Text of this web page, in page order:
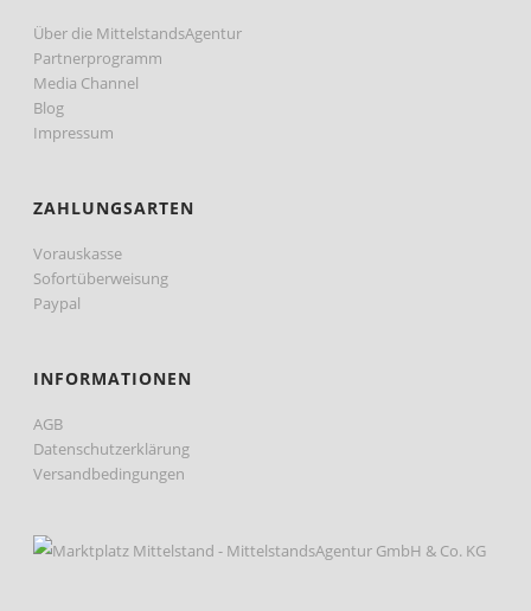
Über die MittelstandsAgentur
Partnerprogramm
Media Channel
Blog
Impressum
ZAHLUNGSARTEN
Vorauskasse
Sofortüberweisung
Paypal
INFORMATIONEN
AGB
Datenschutzerklärung
Versandbedingungen